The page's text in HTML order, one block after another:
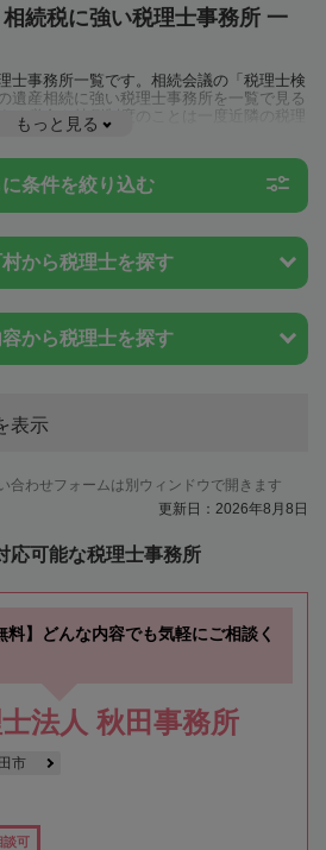
続税に強い税理士事務所 一
士事務所一覧です。相続会議の「税理士検
遺産相続に強い税理士事務所を一覧で見る
る税金や特例制度のことは一度近隣の税理
もっと見る
に条件を絞り込む
から税理士を探す
から税理士を探す
表示
合わせフォームは別ウィンドウで開きます
更新日：2026年8月8日
応可能な税理士事務所
料】どんな内容でも気軽にご相談く
法人 秋田事務所
市
談可